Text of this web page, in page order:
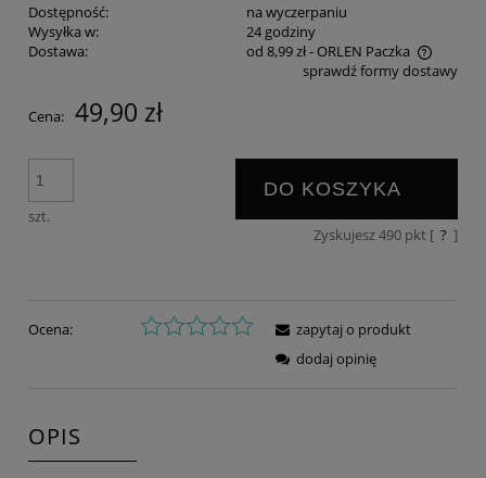
Dostępność:
na wyczerpaniu
Wysyłka w:
24 godziny
Dostawa:
od 8,99 zł- ORLEN Paczka
Cena nie zawiera ewentualnych kosztów płatnościsprawdź formy dostawy
Cena: 49,90 zł
szt.
DO KOSZYKA
Zyskujesz490pkt [ ? ]
Ocena:
zapytaj o produkt
dodaj opinię
OPIS